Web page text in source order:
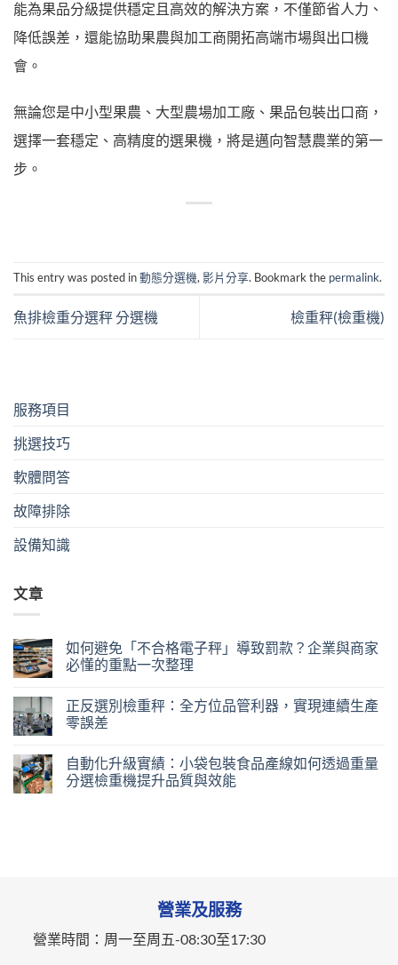
服務項目
挑選技巧
軟體問答
故障排除
設備知識
文章
如何避免「不合格電子秤」導致罰款？企業與商家
必懂的重點一次整理
正反選別檢重秤：全方位品管利器，實現連續生產
零誤差
自動化升級實績：小袋包裝食品產線如何透過重量
分選檢重機提升品質與效能
能為果品分級提供穩定且高效的解決方案，不僅節省人力、
降低誤差，還能協助果農與加工商開拓高端市場與出口機
會。
無論您是中小型果農、大型農場加工廠、果品包裝出口商，
選擇一套穩定、高精度的選果機，將是邁向智慧農業的第一
步。
This entry was posted in動態分選機,影片分享. Bookmark the permalink.
魚排檢重分選秤 分選機 檢重秤(檢重機)
營業及服務
營業時間： 周一至周五-08:30至17:30